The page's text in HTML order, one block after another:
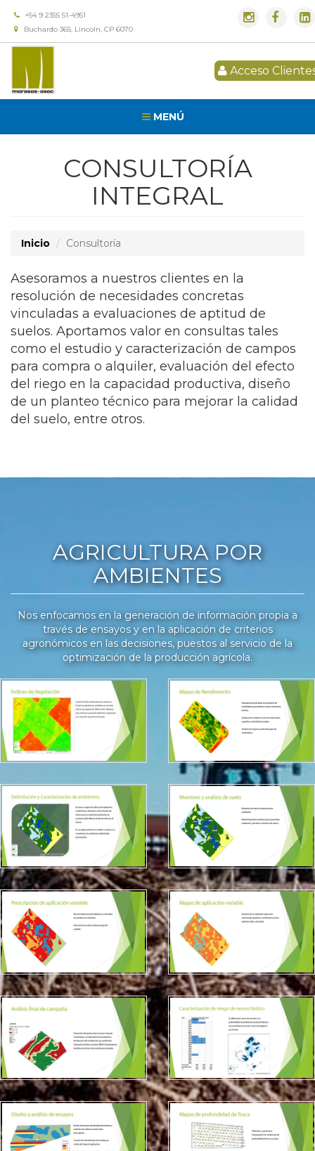
+54 9 2355 51-4951
Buchardo 365, Lincoln, CP 6070
Acceso
MENÚ
CONSULTORÍA
INTEGRAL
Inicio Consultoría
Asesoramos a nuestros clientes en la
resolución de necesidades concretas
vinculadas a evaluaciones de aptitud de
suelos. Aportamos valor en consultas tales
como el estudio y caracterización de campos
para compra o alquiler, evaluación del efecto
del riego en la capacidad productiva, diseño
de un planteo técnico para mejorar la calidad
del suelo, entre otros.
AGRICULTURA POR
AMBIENTES
Nos enfocamos en la generación de información propia a
través de ensayos y en la aplicación de criterios
agronómicos en las decisiones, puestos al servicio de la
optimización de la producción agrícola.